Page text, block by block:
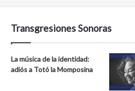
Transgresiones Sonoras
La música de la identidad:
adiós a Totó la Momposina